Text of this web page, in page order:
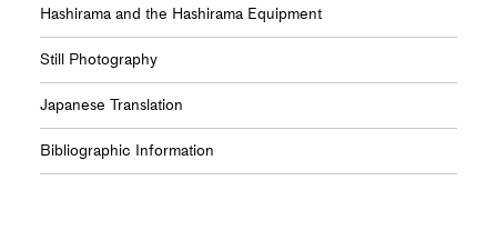
Hashirama and the Hashirama Equipment
Still Photography
Japanese Translation
Bibliographic Information